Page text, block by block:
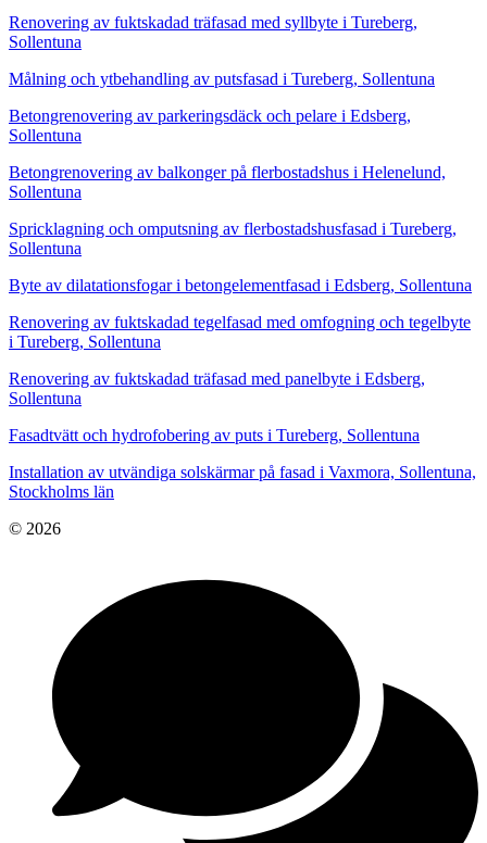
Renovering av fuktskadad träfasad med syllbyte i Tureberg,
Sollentuna
Målning och ytbehandling av putsfasad i Tureberg, Sollentuna
Betongrenovering av parkeringsdäck och pelare i Edsberg,
Sollentuna
Betongrenovering av balkonger på flerbostadshus i Helenelund,
Sollentuna
Spricklagning och omputsning av flerbostadshusfasad i Tureberg,
Sollentuna
Byte av dilatationsfogar i betongelementfasad i Edsberg, Sollentuna
Renovering av fuktskadad tegelfasad med omfogning och tegelbyte
i Tureberg, Sollentuna
Renovering av fuktskadad träfasad med panelbyte i Edsberg,
Sollentuna
Fasadtvätt och hydrofobering av puts i Tureberg, Sollentuna
Installation av utvändiga solskärmar på fasad i Vaxmora, Sollentuna,
Stockholms län
© 2026